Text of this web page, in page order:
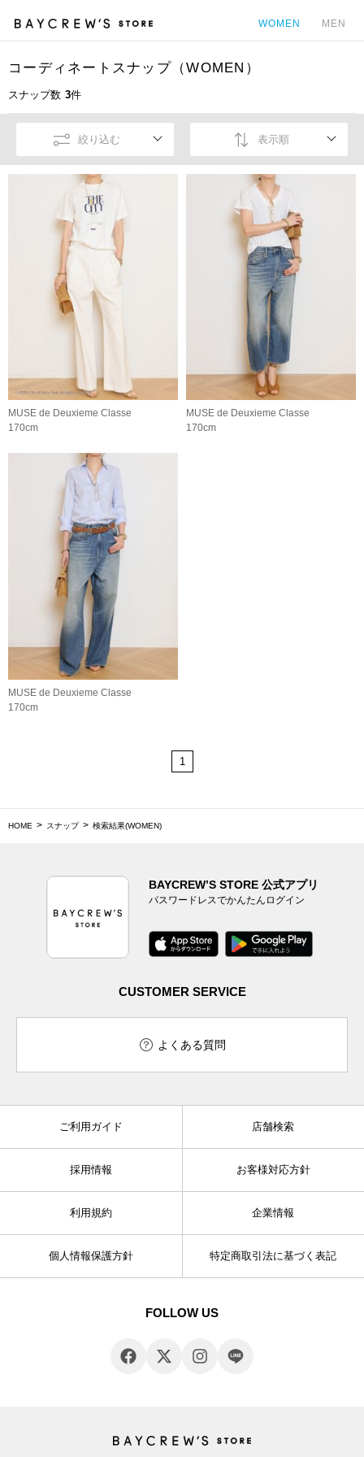
WOMEN MEN
コーディネートスナップ（WOMEN）
スナップ数 3件
絞り込む 表示順
MUSE de Deuxieme Classe
170cm
MUSE de Deuxieme Classe
170cm
MUSE de Deuxieme Classe
170cm
1
HOME スナップ 検索結果(WOMEN)
BAYCREW’S STORE 公式アプリ
パスワードレスでかんたんログイン
CUSTOMER SERVICE
よくある質問
ご利用ガイド 店舗検索
採用情報 お客様対応方針
利用規約 企業情報
個人情報保護方針 特定商取引法に基づく表記
FOLLOW US